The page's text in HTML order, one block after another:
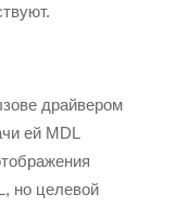
драйвером
ей MDL
но целевой